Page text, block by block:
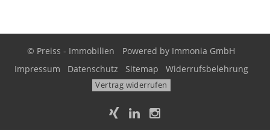
© Preiss - Immobilien Powered by Immonia GmbH
Impressum
Datenschutz Sitemap Widerrufsbelehrung
Vertrag widerrufen